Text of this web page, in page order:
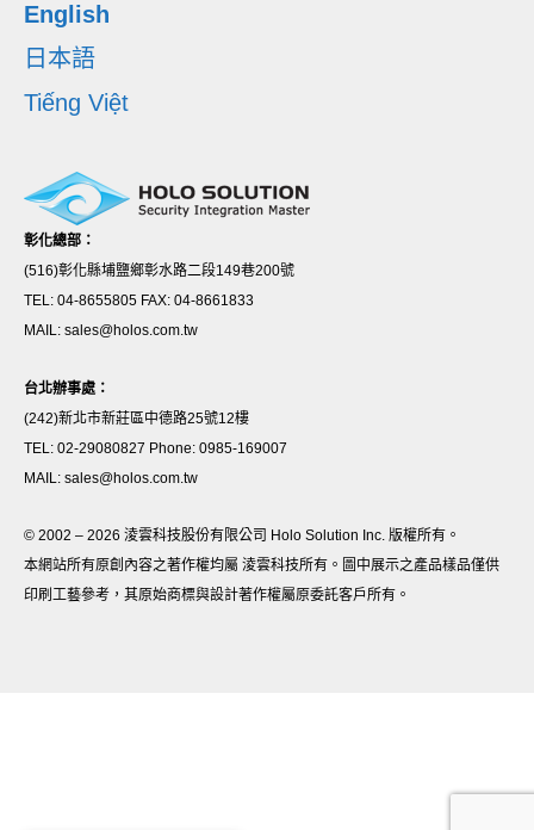
English
日本語
Tiếng Việt
彰化總部：
(516)彰化縣埔鹽鄉彰水路二段149巷200號
TEL: 04-8655805 FAX: 04-8661833
MAIL: sales@holos.com.tw
台北辦事處：
(242)新北市新莊區中德路25號12樓
TEL: 02-29080827 Phone: 0985-169007
MAIL: sales@holos.com.tw
© 2002 – 2026 淩雲科技股份有限公司 Holo Solution Inc. 版權所有。
本網站所有原創內容之著作權均屬 淩雲科技所有。圖中展示之產品樣品僅供
印刷工藝參考，其原始商標與設計著作權屬原委託客戶所有。